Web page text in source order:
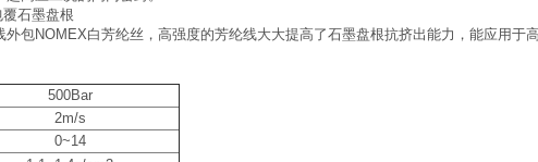
石墨盘根
包NOMEX白芳纶丝，高强度的芳纶线大大提高了石墨盘根抗挤出能力，能应用于
500Bar
2m/s
0~14